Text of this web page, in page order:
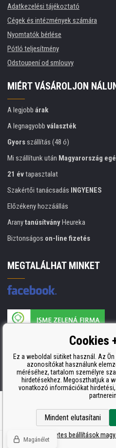
Adatkezelési tájékoztató
Cégek és intézmények számára
Nyomtatók bérlése
Pótló teljesítmény
Odstoupení od smlouvy
MIÉRT VÁSÁROLJON
A legjobb árak
A legnagyobb választék
Gyorsszállítás (48 ó)
Mi szállítunk után Magyarország
21 évtapasztalat
Szakértői tanácsadás INGYENES
Előzékeny hozzáállás
AranytanúsítványHeureka
Biztonságos on-line fizetés
MEGTALÁLHAT MINKET
A nyomtatási kellékek gyártója ISO
ISO 9001, ISO 14001 és STMC.
Ecommerce
© Copyright CDRmarket.hu
Cookies
Ez a weboldal sütiket használ. Az
azonosítókat használunk
méréséhez, tartalom személyre
hirdetésekhez. Megoszthatjuk a
vonatkozó információkat
Mindent elutasítani
A részletes beállítások
Magánélet